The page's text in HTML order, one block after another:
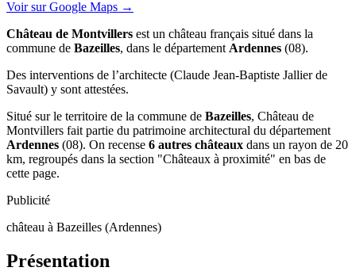
Voir sur Google Maps →
Château de Montvillers est un château français situé dans la
commune de Bazeilles, dans le département Ardennes (08).
Des interventions de l’architecte (Claude Jean-Baptiste Jallier de
Savault) y sont attestées.
Situé sur le territoire de la commune de Bazeilles, Château de
Montvillers fait partie du patrimoine architectural du département
Ardennes (08). On recense 6 autres châteaux dans un rayon de 20
km, regroupés dans la section "Châteaux à proximité" en bas de
cette page.
Publicité
château à Bazeilles (Ardennes)
Présentation